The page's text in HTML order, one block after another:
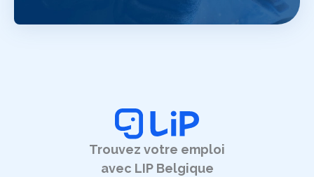
Trouvez votre emploi
avec LIP Belgique